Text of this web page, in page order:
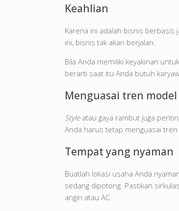
Keahlian
Karena ini adalah bisnis berbasis
ini, bisnis tak akan berjalan.
Bila Anda memiliki keyakinan
berarti saat itu Anda butuh
Menguasai tren
Styleatau gaya rambut juga
Anda harus tetap menguasai
Tempat yang nyaman
Buatlah lokasi usaha Anda
sedang dipotong. Pastikan
angin atau AC.